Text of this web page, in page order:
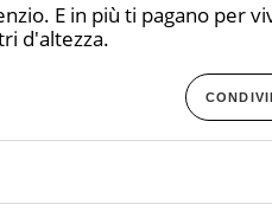
E in più ti pagano per
d'altezza.
e attivo nel campo della